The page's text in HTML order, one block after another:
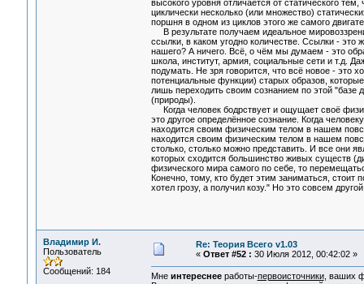
высокого уровня отличается от статического
циклически несколько (или множество)
поршня в одном из циклов этого же самого
В результате получаем идеальное
ссылки, в каком угодно количестве. Ссылки -
нашего? А ничего. Всё, о чём мы думаем - это
школа, институт, армия, социальные сети и т.д.
подумать. Не зря говорится, что всё новое - это
потенциальные функции) старых образов,
лишь переходить своим сознанием по этой "базе
(природы).
Когда человек бодрствует и ощущает своё
это другое определённое сознание. Когда
находится своим физическим телом в нашем
находится своим физическим телом в нашем
столько, столько можно представить. И все они
которых сходится большинство живых существ
физического мира самого по себе, то
Конечно, тому, кто будет этим заниматься,
хотел грозу, а получил козу." Но это совсем
Владимир И.
Пользователь
Сообщений: 184
Re: Теория Всего v1.03
« Ответ #52 : 30 Июля 2012, 00:42:02 »
Мне интереснееработы-первоисточники, ваших